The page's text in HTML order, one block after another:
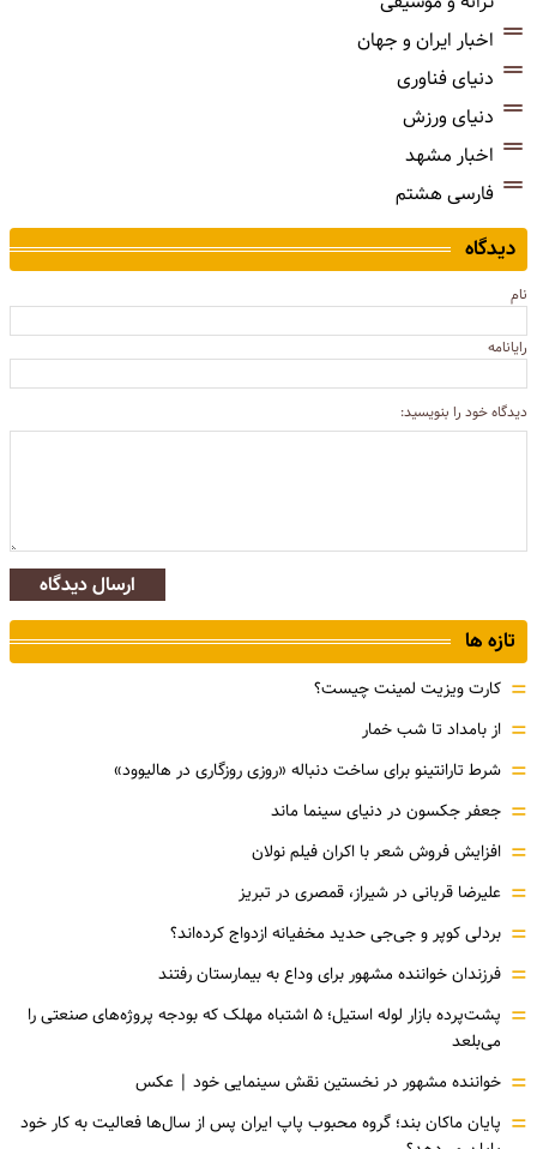
اخبار ایران و جهان
دنیای فناوری
دنیای ورزش
اخبار مشهد
فارسی هشتم
دیدگاه
نام
رایانامه
دیدگاه خود را بنویسید:
ارسال دیدگاه
تازه ها
= کارت ویزیت لمینت چیست؟
= از بامداد تا شب خمار
= شرط تارانتینو برای ساخت دنباله «روزی روزگاری در هالیوود»
= جعفر جکسون در دنیای سینما ماند
= افزایش فروش شعر با اکران فیلم نولان
= علیرضا قربانی در شیراز، قمصری در تبریز
= بردلی کوپر و جی‌جی حدید مخفیانه ازدواج کرده‌اند؟
= فرزندان خواننده مشهور برای وداع به بیمارستان رفتند
=
پشت‌پرده بازار لوله استیل؛ ۵ اشتباه مهلک که بودجه پروژه‌های صنعتی را
می‌بلعد
= خواننده مشهور در نخستین نقش سینمایی خود |‌ عکس
= پایان ماکان بند؛ گروه محبوب پاپ ایران پس از سال‌ها فعالیت به کار خود